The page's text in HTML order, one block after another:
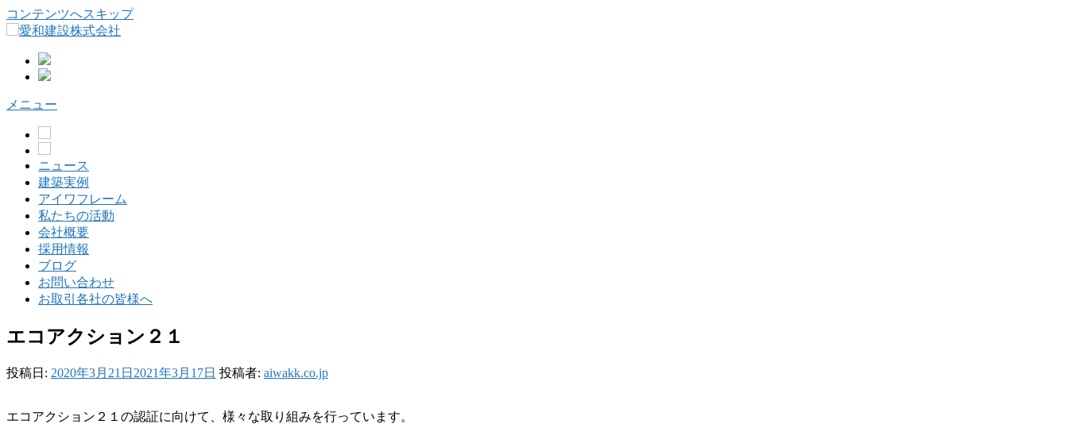
コンテンツへスキップ
メニュー
ニュース
建築実例
アイワフレーム
私たちの活動
会社概要
採用情報
ブログ
お問い合わせ
お取引各社の皆様へ
エコアクション２１
投稿日: 2020年3月21日 2021年3月17日 投稿者: aiwakk.co.jp
エコアクション２１の認証に向けて、様々な取り組みを行っています。